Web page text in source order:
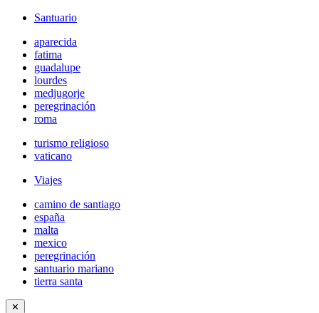
Santuario
aparecida
fatima
guadalupe
lourdes
medjugorje
peregrinación
roma
turismo religioso
vaticano
Viajes
camino de santiago
españa
malta
mexico
peregrinación
santuario mariano
tierra santa
✕